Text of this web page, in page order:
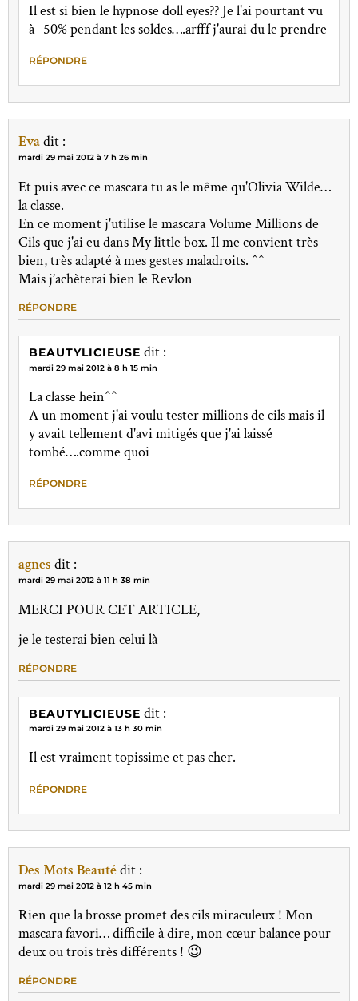
Il est si bien le hypnose doll eyes?? Je l'ai pourtant vu
à -50% pendant les soldes….arfff j'aurai du le prendre
RÉPONDRE
Evadit :
mardi 29 mai 2012 à 7 h 26 min
Et puis avec ce mascara tu as le même qu'Olivia Wilde…
la classe.
En ce moment j'utilise le mascara Volume Millions de
Cils que j'ai eu dans My little box. Il me convient très
bien, très adapté à mes gestes maladroits. ^^
Mais j’achèterai bien le Revlon
RÉPONDRE
BEAUTYLICIEUSE dit :
mardi 29 mai 2012 à 8 h 15 min
La classe hein^^
A un moment j'ai voulu tester millions de cils mais il
y avait tellement d'avi mitigés que j'ai laissé
tombé….comme quoi
RÉPONDRE
agnes dit :
mardi 29 mai 2012 à 11 h 38 min
MERCI POUR CET ARTICLE,
je le testerai bien celui là
RÉPONDRE
BEAUTYLICIEUSE dit :
mardi 29 mai 2012 à 13 h 30 min
Il est vraiment topissime et pas cher.
RÉPONDRE
Des Mots Beautédit :
mardi 29 mai 2012 à 12 h 45 min
Rien que la brosse promet des cils miraculeux ! Mon
mascara favori… difficile à dire, mon cœur balance pour
deux ou trois très différents ! 😉
RÉPONDRE